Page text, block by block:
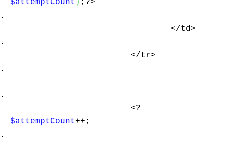
$attemptCount ) ;?>
</td>
</tr>
<?
$attemptCount++;